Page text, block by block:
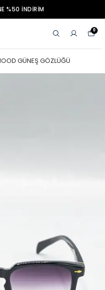
%50 İNDİRİM
0
GÜNEŞ GÖZLÜĞÜ